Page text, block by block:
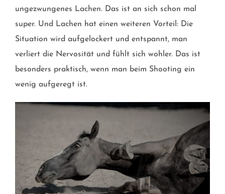
ungezwungenes Lachen. Das ist an sich schon mal
super. Und Lachen hat einen weiteren Vorteil: Die
Situation wird aufgelockert und entspannt, man
verliert die Nervosität und fühlt sich wohler. Das ist
besonders praktisch, wenn man beim Shooting ein
wenig aufgeregt ist.